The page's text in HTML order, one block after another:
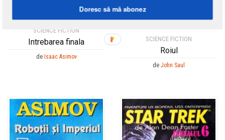
SCIENCE FICTION
Intrebarea finala
de Isaac Asimov
SCIENCE FICTION
Roiul
de John Saul
Doresc să mă abonez